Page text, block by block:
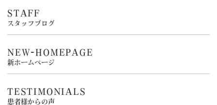
STAFF
スタッフブログ
NEW-HOMEPAGE
新ホームページ
TESTIMONIALS
患者様からの声